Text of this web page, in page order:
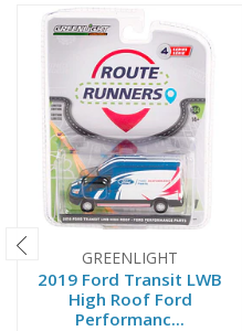
GREENLIGHT
2019 Ford Transit LWB
High Roof Ford
Performanc...